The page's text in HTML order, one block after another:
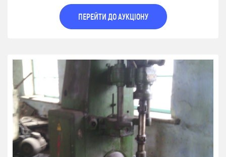
ПЕРЕЙТИ ДО АУКЦІОНУ